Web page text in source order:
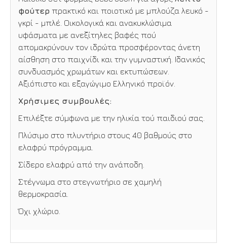
φούτερ πρακτικό και ποιοτικό με μπλούζα λευκό -
γκρί - μπλέ. Οικολογικά και ανακυκλώσιμα
υφάσματα με ανεξίτηλες βαφές πού
απομακρύνουν τον ιδρώτα προσφέροντας άνετη
αίσθηση στο παιχνίδι και την γυμναστική. Ιδανικός
συνδυασμός χρωμάτων και εκτυπώσεων.
Αξιόπιστο και εξαγώγιμο Ελληνικό προϊόν.
Χρήσιμες συμβουλές:
Επιλέξτε σύμφωνα με την ηλικία τού παιδιού σας.
Πλύσιμο στο πλυντήριο στους 40 βαθμούς στο
ελαφρύ πρόγραμμα.
Σίδερο ελαφρύ από την ανάποδη.
Στέγνωμα στο στεγνωτήριο σε χαμηλή
θερμοκρασία.
Όχι χλώριο.